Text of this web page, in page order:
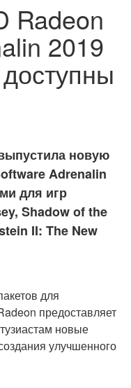
Radeon
2019
новую
Adrenalin
для игр
Shadow of the
II: The New
для
предоставляет
новые
улучшенного